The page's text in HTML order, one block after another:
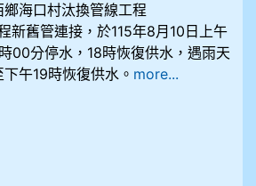
海口村汰換管線工程
新舊管連接，於115年8月10日上午
00分停水，18時恢復供水，遇雨天
午19時恢復供水。 more...